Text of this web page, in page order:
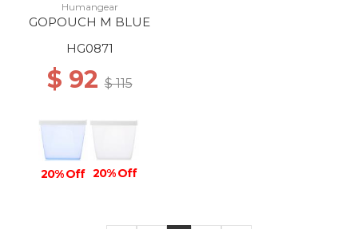
Humangear
GOPOUCH M BLUE
HG0871
$ 92$ 115
20% Off 20% Off